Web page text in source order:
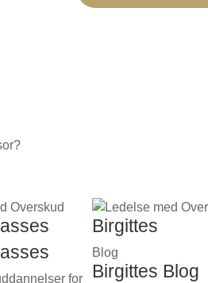
for
Birgittes
Blog
Birgittes Blog